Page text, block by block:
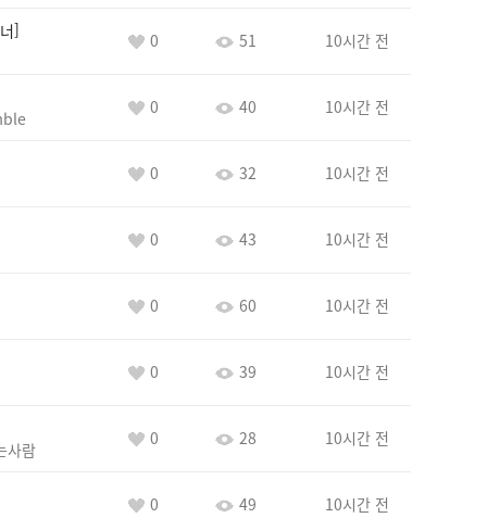
0 51 10시간 전
0 40 10시간 전
0 32 10시간 전
0 43 10시간 전
0 60 10시간 전
0 39 10시간 전
사람
0 28 10시간 전
0 49 10시간 전